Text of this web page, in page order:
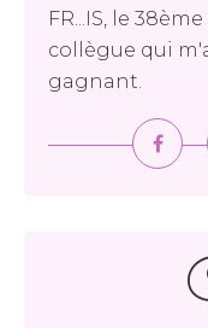
FR...IS, le
collègue qui
gagnant.